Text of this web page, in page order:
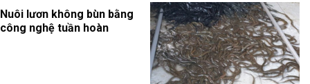
Nuôi lươn không bùn bằng
công nghệ tuần hoàn